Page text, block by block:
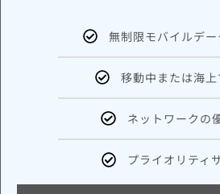
無制限モバイルデー
移動中または海
ネットワークの
プライオリティ